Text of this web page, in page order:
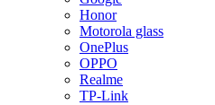
Honor
Motorola glass
OnePlus
OPPO
Realme
TP-Link